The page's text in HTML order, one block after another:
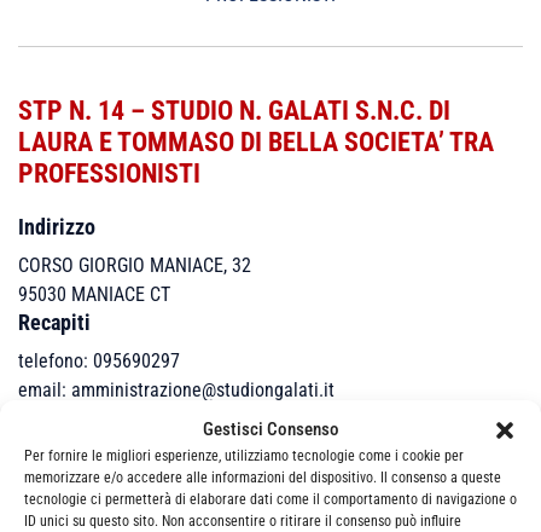
Gestisci Consenso
Per fornire le migliori esperienze, utilizziamo tecnologie come i cookie per
memorizzare e/o accedere alle informazioni del dispositivo. Il consenso a queste
tecnologie ci permetterà di elaborare dati come il comportamento di navigazione o
ID unici su questo sito. Non acconsentire o ritirare il consenso può influire
STP N. 14 – STUDIO N. GALATI S.N.C. DI
LAURA E TOMMASO DI BELLA SOCIETA’ TRA
PROFESSIONISTI
Indirizzo
CORSO GIORGIO MANIACE, 32
95030 MANIACE CT
Recapiti
telefono: 095690297
email: amministrazione@studiongalati.it
Componenti